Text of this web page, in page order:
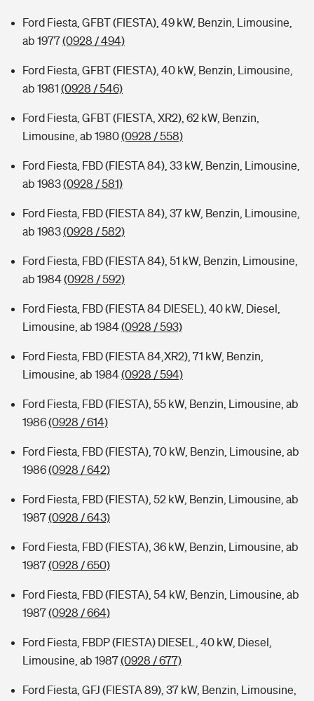
Typklassen: So ist Ihr Auto eingestuft
Ford Fiesta, GFBT (FIESTA), 49 kW, Benzin, Limousine,
ab 1977(0928 / 494)
Ford Fiesta, GFBT (FIESTA), 40 kW, Benzin, Limousine,
ab 1981 (0928 / 546)
Ford Fiesta, GFBT (FIESTA, XR2), 62 kW, Benzin,
Limousine, ab 1980(0928 / 558)
Ford Fiesta, FBD (FIESTA 84), 33 kW, Benzin, Limousine,
ab 1983(0928 / 581)
Ford Fiesta, FBD (FIESTA 84), 37 kW, Benzin, Limousine,
ab 1983(0928 / 582)
Ford Fiesta, FBD (FIESTA 84), 51 kW, Benzin, Limousine,
ab 1984(0928 / 592)
Ford Fiesta, FBD (FIESTA 84 DIESEL), 40 kW, Diesel,
Limousine, ab 1984(0928 / 593)
Ford Fiesta, FBD (FIESTA 84,XR2), 71 kW, Benzin,
Limousine, ab 1984(0928 / 594)
Ford Fiesta, FBD (FIESTA), 55 kW, Benzin, Limousine, ab
1986(0928 / 614)
Ford Fiesta, FBD (FIESTA), 70 kW, Benzin, Limousine, ab
1986(0928 / 642)
Ford Fiesta, FBD (FIESTA), 52 kW, Benzin, Limousine, ab
1987(0928 / 643)
Ford Fiesta, FBD (FIESTA), 36 kW, Benzin, Limousine, ab
1987(0928 / 650)
Ford Fiesta, FBD (FIESTA), 54 kW, Benzin, Limousine, ab
1987(0928 / 664)
Ford Fiesta, FBDP (FIESTA) DIESEL, 40 kW, Diesel,
Limousine, ab 1987(0928 / 677)
Ford Fiesta, GFJ (FIESTA 89), 37 kW, Benzin, Limousine,